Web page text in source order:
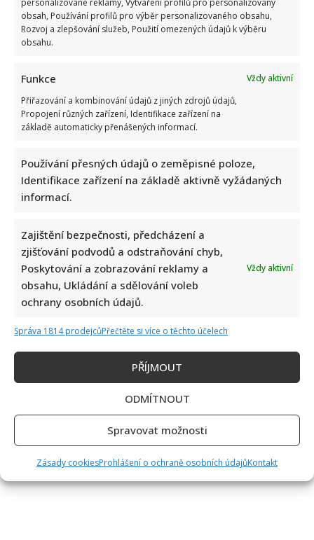
obsah, Používání profilů pro výběr personalizovaného obsahu,
Rozvoj a zlepšování služeb, Použití omezených údajů k výběru
obsahu.
Funkce
Vždy aktivní
Přiřazování a kombinování údajů z jiných zdrojů údajů,
Propojení různých zařízení, Identifikace zařízení na
základě automaticky přenášených informací.
Používání přesných údajů o zeměpisné poloze,
Identifikace zařízení na základě aktivně vyžádaných
informací.
Zajištění bezpečnosti, předcházení a
zjišťování podvodů a odstraňování chyb,
Poskytování a zobrazování reklamy a
obsahu, Ukládání a sdělování voleb
ochrany osobních údajů.
Vždy aktivní
Správa 1814 prodejcůPřečtěte si více o těchto účelech
PŘÍJMOUT
ODMÍTNOUT
Spravovat možnosti
Zásady cookiesProhlášení o ochraně osobních údajůKontakt